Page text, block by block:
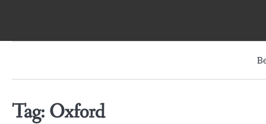
Tag: Oxford